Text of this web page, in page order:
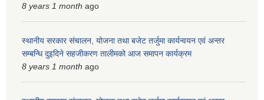
8 years 1 month ago
स्थानीय सरकार संचालन, योजना तथा बजेट तर्जुमा कार्यन्वयन एवं अन्तर
सम्बन्धि दुइदिने सहजीकरण तालीमको आज समापन कार्यक्रम
8 years 1 month ago